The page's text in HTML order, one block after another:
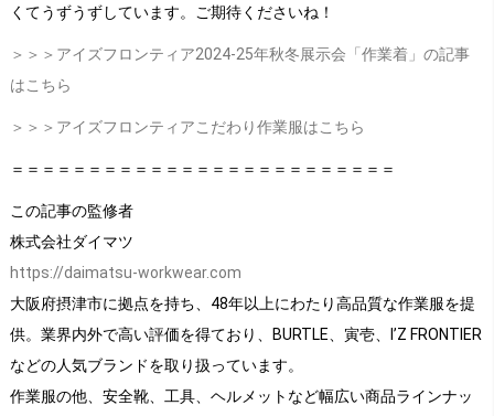
くてうずうずしています。ご期待くださいね！
＞＞＞アイズフロンティア2024‐25年秋冬展示会「作業着」の記事
はこちら
＞＞＞アイズフロンティアこだわり作業服はこちら
＝＝＝＝＝＝＝＝＝＝＝＝＝＝＝＝＝＝＝＝＝＝＝＝＝
この記事の監修者
株式会社ダイマツ
https://daimatsu-workwear.com
大阪府摂津市に拠点を持ち、48年以上にわたり高品質な作業服を提
供。業界内外で高い評価を得ており、BURTLE、寅壱、I’Z FRONTIER
などの人気ブランドを取り扱っています。
作業服の他、安全靴、工具、ヘルメットなど幅広い商品ラインナッ